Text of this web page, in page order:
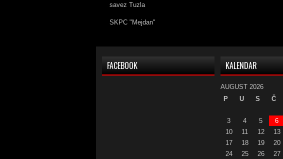
savez Tuzla
SKPC "Mejdan"
FACEBOOK KALENDAR
AUGUST 2026
P
U S Č
3
4 5 6
10
11 12 13
17
18 19 20
24
25 26 27